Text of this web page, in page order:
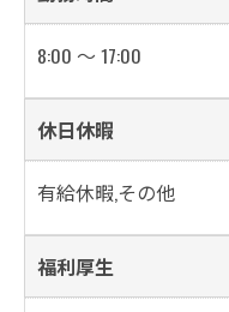
8:00 ～ 17:00
休日休暇
有給休暇,その他
福利厚生